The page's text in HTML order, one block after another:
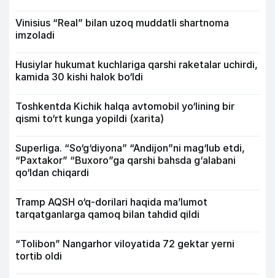
Vinisius “Real” bilan uzoq muddatli shartnoma
imzoladi
Husiylar hukumat kuchlariga qarshi raketalar uchirdi,
kamida 30 kishi halok bo‘ldi
Toshkentda Kichik halqa avtomobil yo‘lining bir
qismi to‘rt kunga yopildi (xarita)
Superliga. “So‘g‘diyona” “Andijon”ni mag‘lub etdi,
“Paxtakor” “Buxoro”ga qarshi bahsda g‘alabani
qo‘ldan chiqardi
Tramp AQSH o‘q-dorilari haqida ma’lumot
tarqatganlarga qamoq bilan tahdid qildi
“Tolibon” Nangarhor viloyatida 72 gektar yerni
tortib oldi